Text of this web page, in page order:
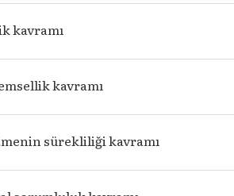
kavramı
kavramı
sürekliliği kavramı